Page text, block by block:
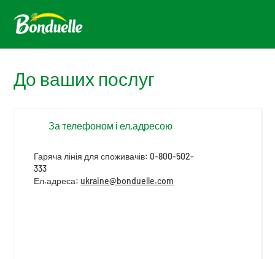
До ваших послуг
За телефоном і ел.адресою
Гаряча лінія для споживачів: 0-800-502-
333
Ел.адреса:ukraine@bonduelle.com